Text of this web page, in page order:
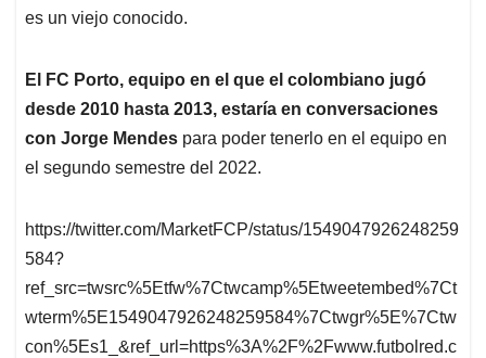
es un viejo conocido.
El FC Porto, equipo en el que el colombiano jugó
desde 2010 hasta 2013, estaría en conversaciones
con Jorge Mendes para poder tenerlo en el equipo en
el segundo semestre del 2022.
https://twitter.com/MarketFCP/status/1549047926248259
584?
ref_src=twsrc%5Etfw%7Ctwcamp%5Etweetembed%7Ct
wterm%5E1549047926248259584%7Ctwgr%5E%7Ctw
con%5Es1_&ref_url=https%3A%2F%2Fwww.futbolred.c